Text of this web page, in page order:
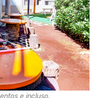
e incluso,